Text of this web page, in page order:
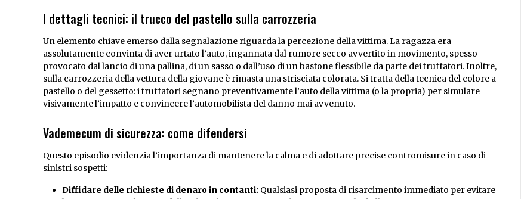
I dettagli tecnici: il trucco del pastello sulla carrozzeria
Un elemento chiave emerso dalla segnalazione riguarda la percezione della vittima. La ragazza era
assolutamente convinta di aver urtato l’auto, ingannata dal rumore secco avvertito in movimento, spesso
provocato dal lancio di una pallina, di un sasso o dall’uso di un bastone flessibile da parte dei truffatori. Inoltre,
sulla carrozzeria della vettura della giovane è rimasta una strisciata colorata. Si tratta della tecnica del colore a
pastello o del gessetto: i truffatori segnano preventivamente l’auto della vittima (o la propria) per simulare
visivamente l’impatto e convincere l’automobilista del danno mai avvenuto.
Vademecum di sicurezza: come difendersi
Questo episodio evidenzia l’importanza di mantenere la calma e di adottare precise contromisure in caso di
sinistri sospetti:
Diffidare delle richieste di denaro in contanti: Qualsiasi proposta di risarcimento immediato per evitare